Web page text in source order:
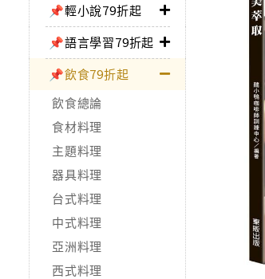
📌輕小說79折起
📌語言學習79折起
📌飲食79折起
飲食總論
食材料理
主題料理
器具料理
台式料理
中式料理
亞洲料理
西式料理